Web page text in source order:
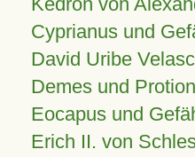
Cyprianus und
David Uribe
Demes und
Eocapus und
Erich II. von